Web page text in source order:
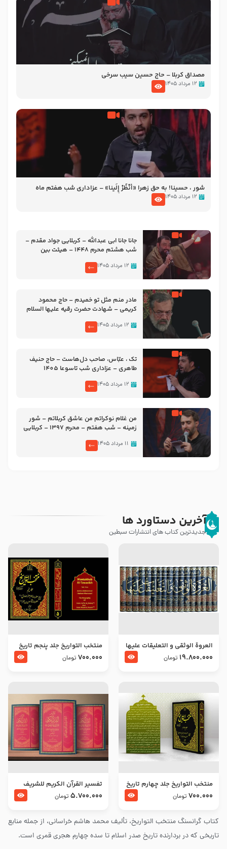
مصداق کربلا – حاج حسین سیب سرخی
۱۲ مرداد ۱۴۰۵
شور ، حسینا! به‌ حق زهرا «أُنْظُرْ إِلَینا» – عزاداری شب هفتم ماه
محرّم 1405
۱۲ مرداد ۱۴۰۵
جانا جانا ابی عبدالله – کربلایی جواد مقدم –
شب هشتم محرم 1448 – هیئت بین
۱۲ مرداد ۱۴۰۵
مادر منم مثل تو خمیدم – حاج محمود
کریمی – شهادت حضرت رقیه علیها السلام
۱۲ مرداد ۱۴۰۵
تک ، عبّاس، صاحب دل‌هاست – حاج حنیف
طاهری – عزاداری شب تاسوعا 1405
۱۲ مرداد ۱۴۰۵
من غلام نوکراتم من عاشق کربلاتم – شور
زمینه – شب هفتم – محرم 1397 – کربلایی
۱۱ مرداد ۱۴۰۵
آخرین دستاورد ها
جدیدترین کتاب های انتشارات سبطین
کتاب گرانسنگ منتخب التواريخ، تألیف محمد هاشم خراسانی، از جمله منابع
تاریخی که در بردارنده تاریخ صدر اسلام تا سده چهارم هجری قمری است.
العروة الوثقى و التعليقات عليها
– طرح جدید
19.800.000 تومان
منتخب التواریخ جلد پنجم تاریخ
امام جعفر صادق و امام موسی
700.000 تومان
منتخب التواریخ جلد چهارم تاریخ
امام زین العابدین و امام محمد
700.000 تومان
تفسير القرآن الكريم للشريف
المرتضي قدس سرّه
5.700.000 تومان